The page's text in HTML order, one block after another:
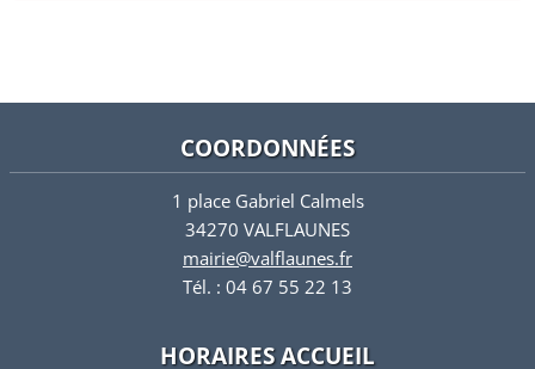
COORDONNÉES
1 place Gabriel Calmels
34270 VALFLAUNES
mairie@valflaunes.fr
Tél. : 04 67 55 22 13
HORAIRES ACCUEIL